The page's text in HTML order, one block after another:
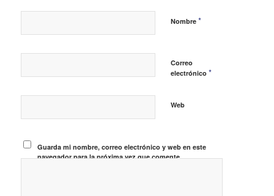
Nombre *
Correo
electrónico *
Web
Guarda mi nombre, correo electrónico y web en este
navegador para la próxima vez que comente.